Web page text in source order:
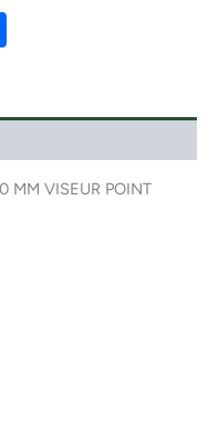
MM VISEUR POINT